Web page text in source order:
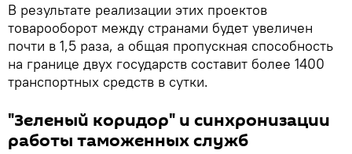
В результате реализации этих проектов
товарооборот между странами будет увеличен
почти в 1,5 раза, а общая пропускная способность
на границе двух государств составит более 1400
транспортных средств в сутки.
"Зеленый коридор" и синхронизации
работы таможенных служб